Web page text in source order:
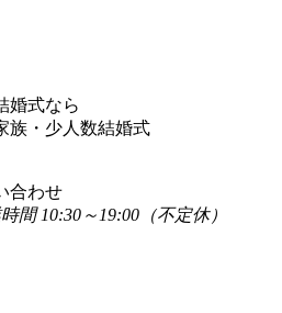
婚式なら
族・少人数結婚式
合わせ
間 10:30～19:00（不定休）